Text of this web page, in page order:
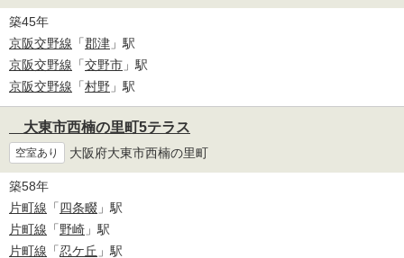
築45年
京阪交野線 「郡津 」駅
京阪交野線 「交野市 」駅
京阪交野線 「村野 」駅
大東市西楠の里町5テラス
空室あり 大阪府大東市西楠の里町
築58年
片町線 「四条畷 」駅
片町線 「野崎 」駅
片町線 「忍ケ丘 」駅